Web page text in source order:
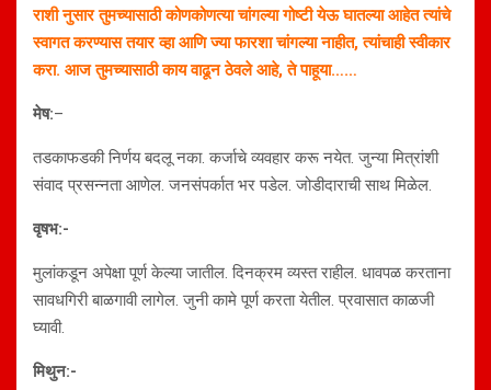
राशी नुसार तुमच्यासाठी कोणकोणत्या चांगल्या गोष्टी येऊ घातल्या आहेत त्यांचे
स्वागत करण्यास तयार व्हा आणि ज्या फारशा चांगल्या नाहीत, त्यांचाही स्वीकार
करा. आज तुमच्यासाठी काय वाढून ठेवले आहे, ते पाहूया……
मेष:–
तडकाफडकी निर्णय बदलू नका. कर्जाचे व्यवहार करू नयेत. जुन्या मित्रांशी
संवाद प्रसन्नता आणेल. जनसंपर्कात भर पडेल. जोडीदाराची साथ मिळेल.
वृषभ:-
मुलांकडून अपेक्षा पूर्ण केल्या जातील. दिनक्रम व्यस्त राहील. धावपळ करताना
सावधगिरी बाळगावी लागेल. जुनी कामे पूर्ण करता येतील. प्रवासात काळजी
घ्यावी.
मिथुन:-